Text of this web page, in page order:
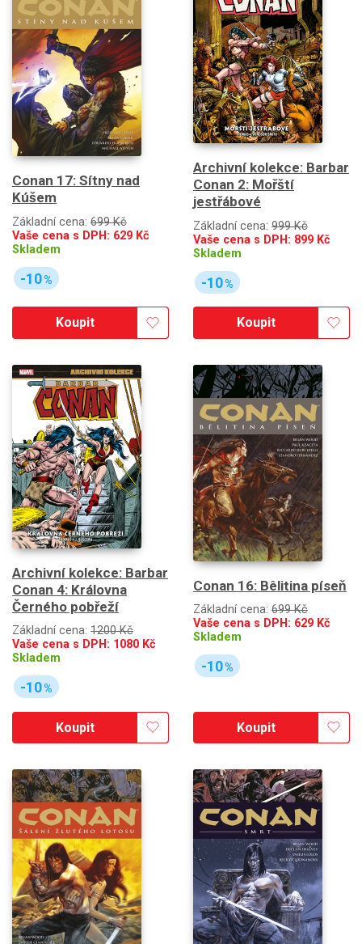
Conan 17: Sítny nad
Kúšem
Základní cena: 699 Kč
Vaše cena s DPH: 629 Kč
Skladem
-10%
Koupit
Archivní kolekce: Barbar
Conan 2: Mořští
jestřábové
Základní cena: 999 Kč
Vaše cena s DPH: 899 Kč
Skladem
-10%
Koupit
Archivní kolekce: Barbar
Conan 4: Královna
Černého pobřeží
Základní cena: 1200 Kč
Vaše cena s DPH: 1080 Kč
Skladem
-10%
Koupit
Conan 16: Bêlitina píseň
Základní cena: 699 Kč
Vaše cena s DPH: 629 Kč
Skladem
-10%
Koupit